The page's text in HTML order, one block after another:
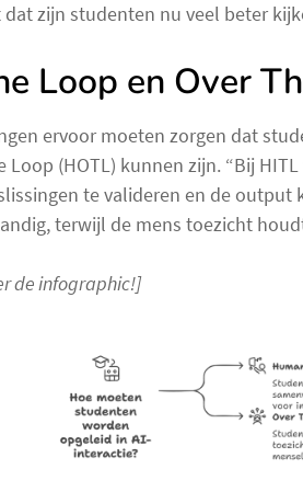
zijn studenten nu veel beter
Loop en Over
ervoor moeten zorgen dat
Loop (HOTL) kunnen zijn. “Bij
te valideren en de
terwijl de mens toezicht
de infographic!]